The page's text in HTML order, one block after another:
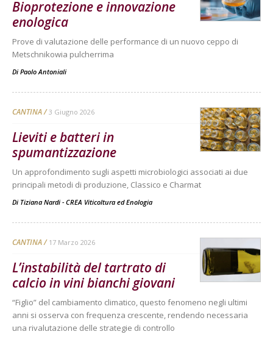
Bioprotezione e innovazione
enologica
Prove di valutazione delle performance di un nuovo ceppo di
Metschnikowia pulcherrima
Di Paolo Antoniali
CANTINA 3 Giugno 2026
Lieviti e batteri in
spumantizzazione
Un approfondimento sugli aspetti microbiologici associati ai due
principali metodi di produzione, Classico e Charmat
Di Tiziana Nardi - CREA Viticoltura ed Enologia
CANTINA 17 Marzo 2026
L’instabilità del tartrato di
calcio in vini bianchi giovani
“Figlio” del cambiamento climatico, questo fenomeno negli ultimi
anni si osserva con frequenza crescente, rendendo necessaria
una rivalutazione delle strategie di controllo